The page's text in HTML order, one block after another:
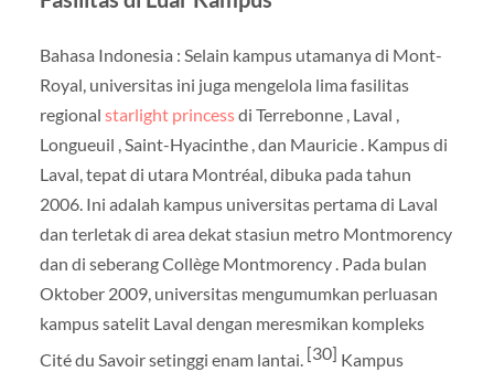
Bahasa Indonesia : Selain kampus utamanya di Mont-
Royal, universitas ini juga mengelola lima fasilitas
regional starlight princessdi Terrebonne , Laval ,
Longueuil , Saint-Hyacinthe , dan Mauricie . Kampus di
Laval, tepat di utara Montréal, dibuka pada tahun
2006. Ini adalah kampus universitas pertama di Laval
dan terletak di area dekat stasiun metro Montmorency
dan di seberang Collège Montmorency . Pada bulan
Oktober 2009, universitas mengumumkan perluasan
kampus satelit Laval dengan meresmikan kompleks
Cité du Savoir setinggi enam lantai. [30] Kampus